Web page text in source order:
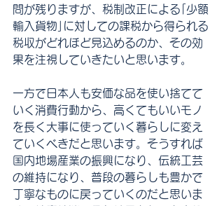
問が残りますが、税制改正による｢少額
輸入貨物｣に対しての課税から得られる
税収がどれほど見込めるのか、その効
果を注視していきたいと思います。
一方で日本人も安価な品を使い捨てて
いく消費行動から、高くてもいいモノ
を長く大事に使っていく暮らしに変え
ていくべきだと思います。そうすれば
国内地場産業の振興になり、伝統工芸
の維持になり、普段の暮らしも豊かで
丁寧なものに戻っていくのだと思いま